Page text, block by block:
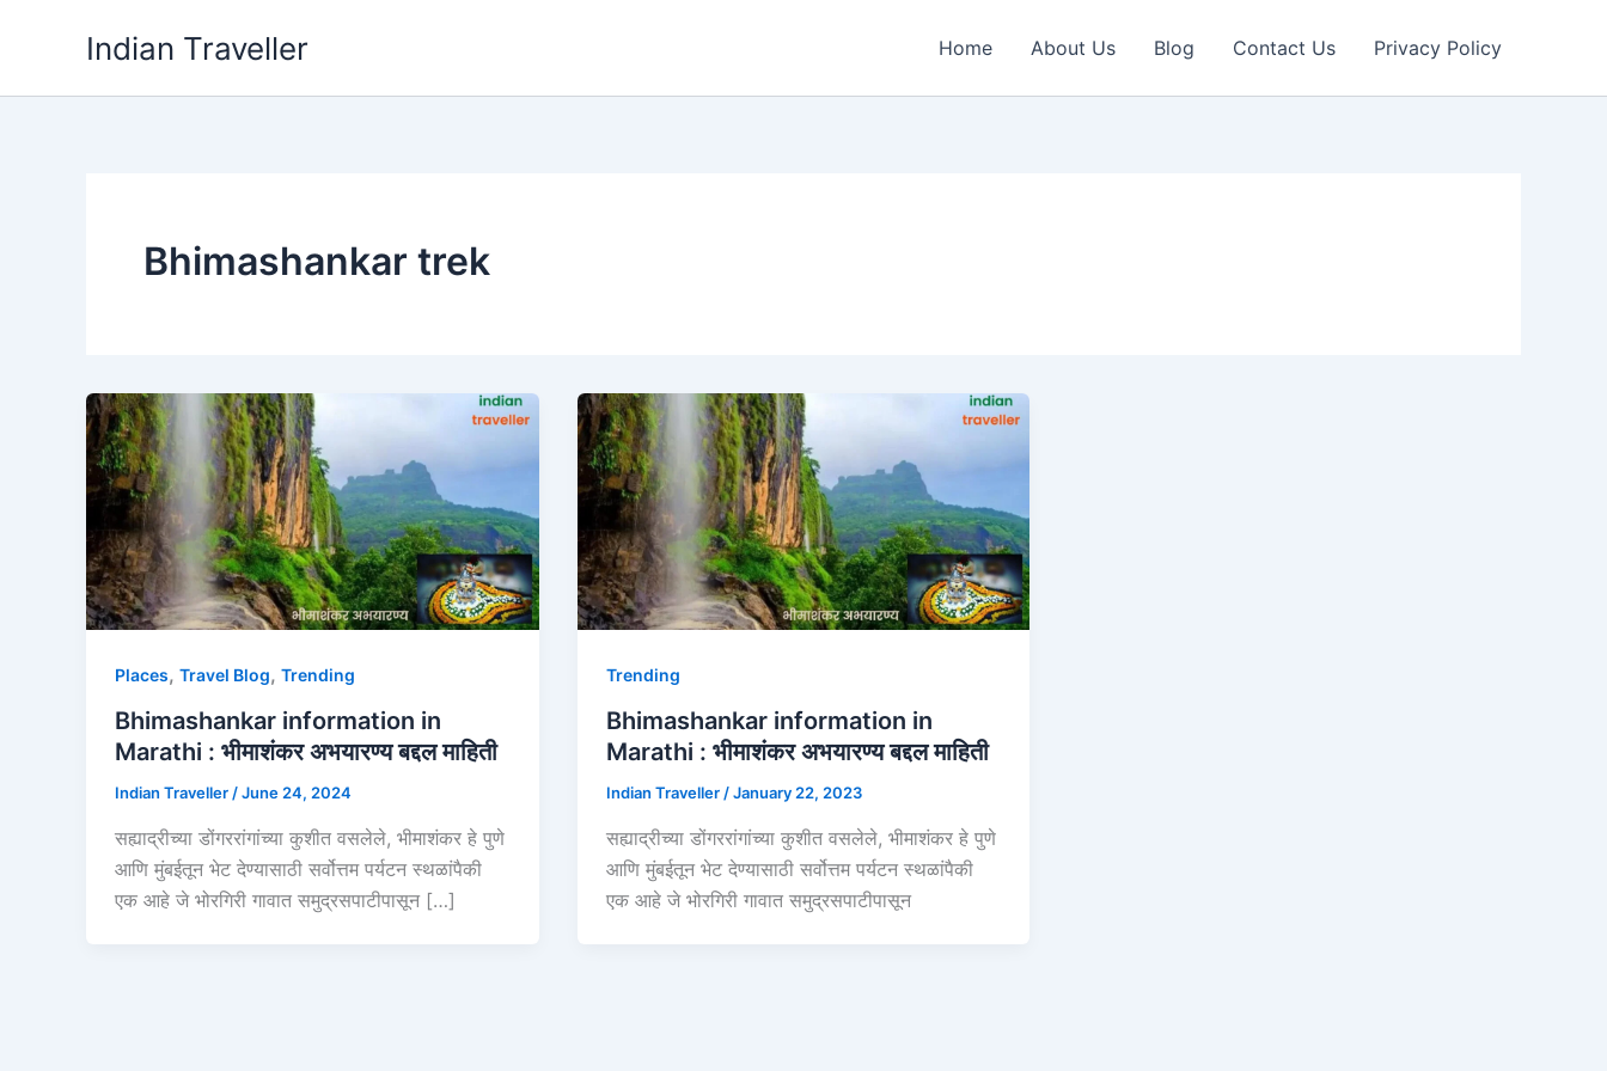
Indian Traveller Home About Us Blog Contact Us Privacy Policy
Bhimashankar trek
Places, Travel Blog, Trending
Bhimashankar information in
Marathi : भीमाशंकर अभयारण्य बद्दल माहिती
Indian Traveller /June 24, 2024
सह्याद्रीच्या डोंगररांगांच्या कुशीत वसलेले, भीमाशंकर हे पुणे
आणि मुंबईतून भेट देण्यासाठी सर्वोत्तम पर्यटन स्थळांपैकी
एक आहे जे भोरगिरी गावात समुद्रसपाटीपासून […]
Trending
Bhimashankar information in
Marathi : भीमाशंकर अभयारण्य बद्दल माहिती
Indian Traveller /January 22, 2023
सह्याद्रीच्या डोंगररांगांच्या कुशीत वसलेले, भीमाशंकर हे पुणे
आणि मुंबईतून भेट देण्यासाठी सर्वोत्तम पर्यटन स्थळांपैकी
एक आहे जे भोरगिरी गावात समुद्रसपाटीपासून